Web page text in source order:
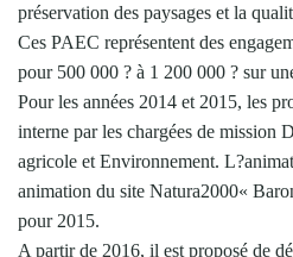
préservation des paysages et la
Ces PAEC représentent des
pour 500 000 ? à 1 200 000 ? sur
Pour les années 2014 et 2015, les
interne par les chargées de mission
agricole et Environnement.
animation du site Natura2000«
pour 2015.
A partir de 2016, il est proposé de